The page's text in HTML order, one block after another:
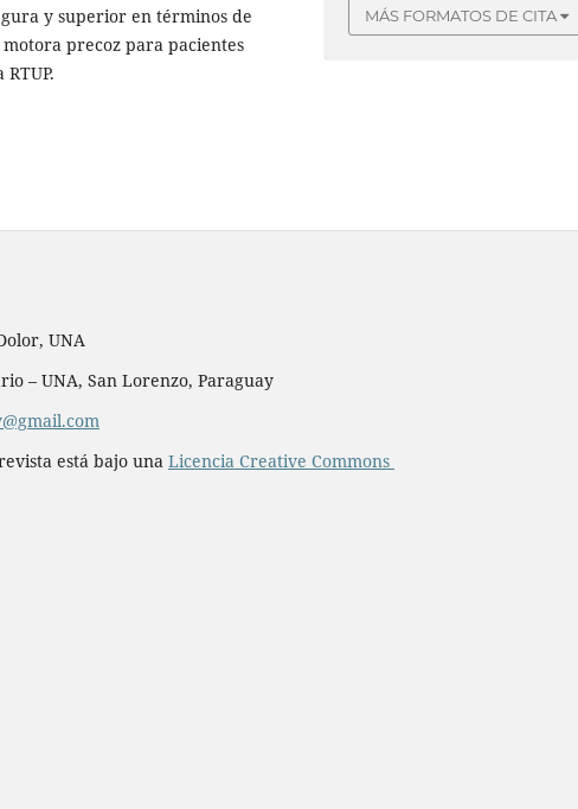
y superior en términos de
precoz para pacientes
MÁS FORMATOS DE CITA
UNA
– UNA, San Lorenzo, Paraguay
está bajo una Licencia Creative Commons